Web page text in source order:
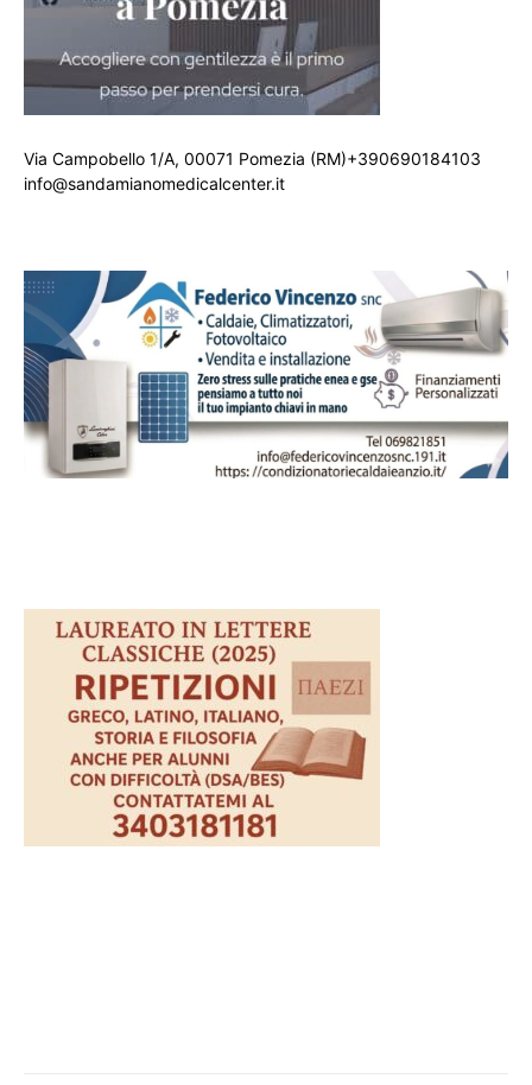
Via Campobello 1/A, 00071 Pomezia (RM)+390690184103
info@sandamianomedicalcenter.it